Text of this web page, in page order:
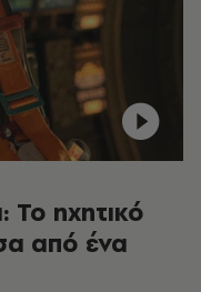
ηχητικό
από ένα